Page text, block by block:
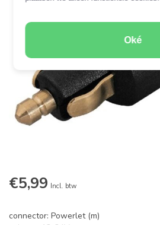
Oké
€5,99 Incl. btw
connector: Powerlet (m)